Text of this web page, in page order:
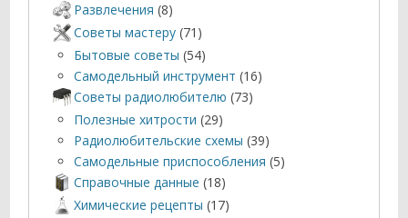
Развлечения (8)
Советы мастеру (71)
Бытовые советы (54)
Самодельный инструмент (16)
Советы радиолюбителю (73)
Полезные хитрости (29)
Радиолюбительские схемы (39)
Самодельные приспособления (5)
Справочные данные (18)
Химические рецепты (17)